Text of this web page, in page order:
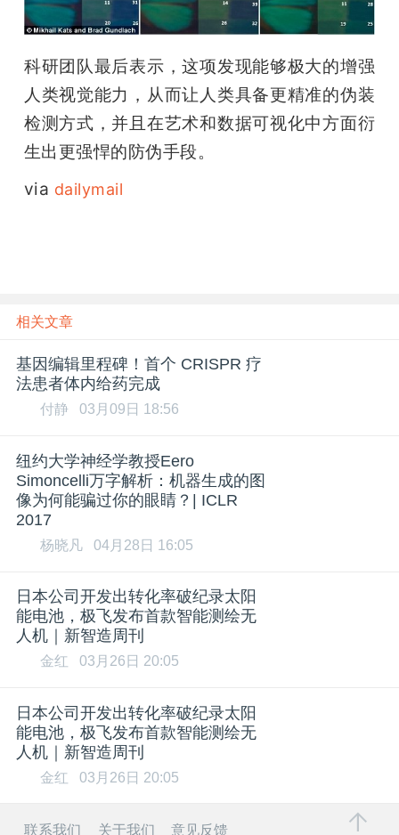
科研团队最后表示，这项发现能够极大的增强
人类视觉能力，从而让人类具备更精准的伪装
检测方式，并且在艺术和数据可视化中方面衍
生出更强悍的防伪手段。
via dailymail
相关文章
基因编辑里程碑！首个 CRISPR 疗
法患者体内给药完成
付静 03月09日 18:56
纽约大学神经学教授Eero
Simoncelli万字解析：机器生成的图
像为何能骗过你的眼睛？| ICLR
2017
杨晓凡 04月28日 16:05
日本公司开发出转化率破纪录太阳
能电池，极飞发布首款智能测绘无
人机｜新智造周刊
金红 03月26日 20:05
日本公司开发出转化率破纪录太阳
能电池，极飞发布首款智能测绘无
人机｜新智造周刊
金红 03月26日 20:05
联系我们 关于我们 意见反馈